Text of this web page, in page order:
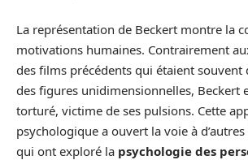
La représentation de Beckert montre la
motivations humaines. Contrairement
des films précédents qui étaient souvent
des figures unidimensionnelles, Beckert
torturé, victime de ses pulsions. Cette
psychologique a ouvert la voie à
qui ont exploré la psychologie des